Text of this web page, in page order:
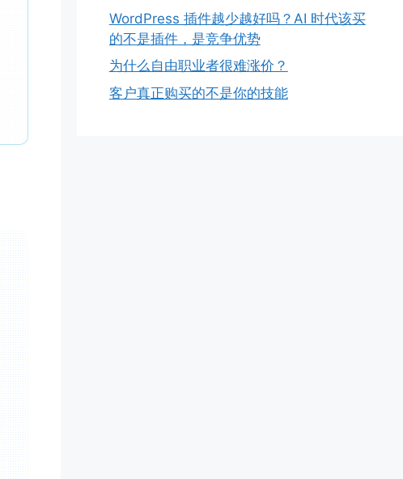
WordPress 插件越少越好吗？AI 时代该买
的不是插件，是竞争优势
为什么自由职业者很难涨价？
客户真正购买的不是你的技能